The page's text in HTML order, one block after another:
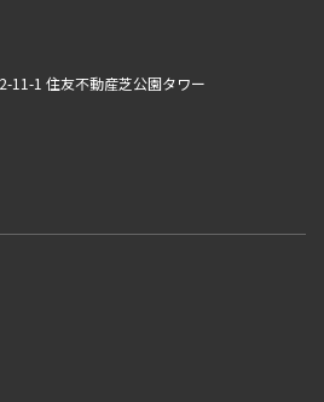
11-1 住友不動産芝公園タワー